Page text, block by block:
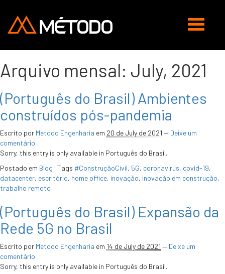
Abrir
Arquivo mensal: July, 2021
(Português do Brasil) Ambientes
construídos pós-pandemia
Escrito por Metodo Engenharia em 20 de July de 2021 — Deixe um
comentário
Sorry, this entry is only available in Português do Brasil.
Postado em Blog | Tags #ConstruçãoCivil, 5G, coronavirus, covid-19,
datacenter, escritório, home office, inovação, inovação em construção,
trabalho remoto
(Português do Brasil) Expansão da
Rede 5G no Brasil
Escrito por Metodo Engenharia em 14 de July de 2021 — Deixe um
comentário
Sorry, this entry is only available in Português do Brasil.